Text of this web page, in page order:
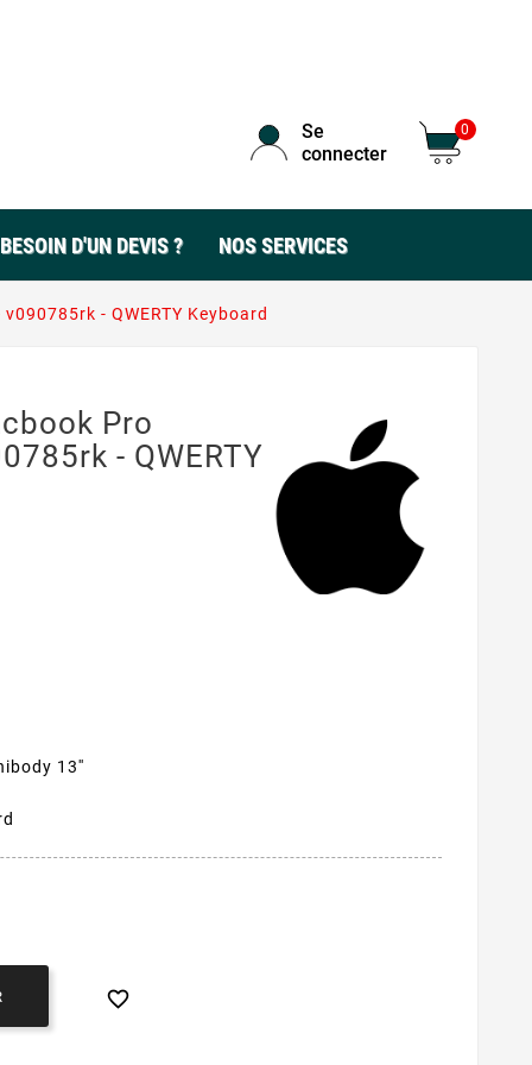
Se
connecter
0
BESOIN D'UN DEVIS ? NOS SERVICES
- QWERTY Keyboard
Pro
- QWERTY
13''
